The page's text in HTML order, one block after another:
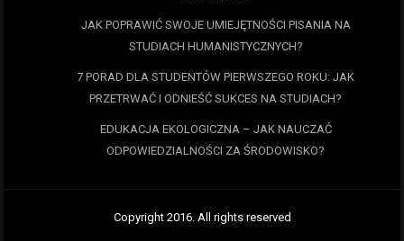
JAK POPRAWIĆ SWOJE UMIEJĘTNOŚCI PISANIA NA
STUDIACH HUMANISTYCZNYCH?
7 PORAD DLA STUDENTÓW PIERWSZEGO ROKU: JAK
PRZETRWAĆ I ODNIEŚĆ SUKCES NA STUDIACH?
EDUKACJA EKOLOGICZNA – JAK NAUCZAĆ
ODPOWIEDZIALNOŚCI ZA ŚRODOWISKO?
Copyright 2016. All rights reserved